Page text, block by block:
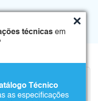
técnicas em
Técnico
as especificações